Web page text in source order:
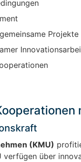
Projekte
(KMU)
über